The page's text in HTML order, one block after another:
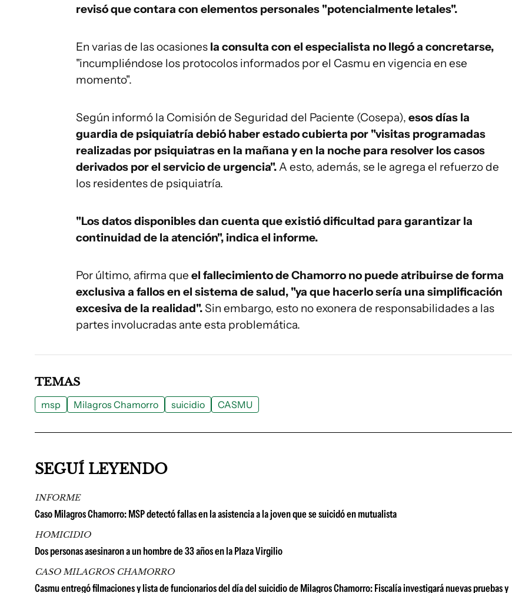
revisó que contara con elementos personales "potencialmente letales".
En varias de las ocasiones la consulta con el especialista no llegó a concretarse,
"incumpliéndose los protocolos informados por el Casmu en vigencia en ese
momento".
Según informó la Comisión de Seguridad del Paciente (Cosepa), esos días la
guardia de psiquiatría debió haber estado cubierta por "visitas programadas
realizadas por psiquiatras en la mañana y en la noche para resolver los casos
derivados por el servicio de urgencia".A esto, además, se le agrega el refuerzo de
los residentes de psiquiatría.
"Los datos disponibles dan cuenta que existió dificultad para garantizar la
continuidad de la atención", indica el informe.
Por último, afirma que el fallecimiento de Chamorro no puede atribuirse de forma
exclusiva a fallos en el sistema de salud, "ya que hacerlo sería una simplificación
excesiva de la realidad". Sin embargo, esto no exonera de responsabilidades a las
partes involucradas ante esta problemática.
TEMAS
msp Milagros Chamorro suicidio CASMU
SEGUÍ LEYENDO
INFORME
Caso Milagros Chamorro: MSP detectó fallas en la asistencia a la joven que se suicidó en mutualista
HOMICIDIO
Dos personas asesinaron a un hombre de 33 años en la Plaza Virgilio
CASO MILAGROS CHAMORRO
Casmu entregó filmaciones y lista de funcionarios del día del suicidio de Milagros Chamorro: Fiscalía investigará nuevas pruebas y